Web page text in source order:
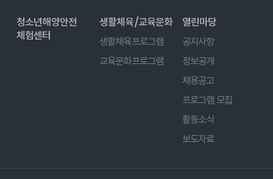
청소년해양안전
체험센터
생활체육/교육문화
생활체육프로그램
교육문화프로그램
열린마당
공지사항
정보공개
채용공고
프로그램 모집
활동소식
보도자료